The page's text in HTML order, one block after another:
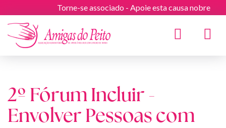
Torne-se associado - Apoie esta causa nobre
2º Fórum Incluir -
Envolver Pessoas com